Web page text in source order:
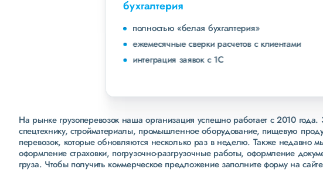
полностью «белая бухгалтерия»
ежемесячные сверки расчетов с клиентами
интеграция заявок с 1С
000
На рынке грузоперевозок наша организация успешно работает с 2010
спецтехнику, стройматериалы, промышленное оборудование, пищевую
перевозок, которые обновляются несколько раз в неделю. Также недавно
оформление страховки, погрузочно-разгрузочные работы, оформление
груза. Чтобы получить коммерческое предложение заполните форму на